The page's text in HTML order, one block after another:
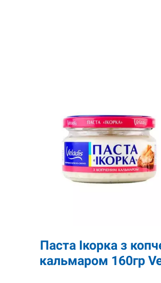
Паста Ікорка з
кальмаром 160гр